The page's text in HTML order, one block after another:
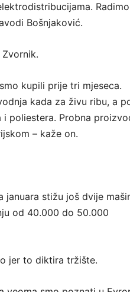
Bošnjaković.
kupili prije tri mjeseca.
kada za živu ribu, a
poliestera. Probna
– kaže on.
januara stižu još dvije
od 40.000 do 50.000
jer to diktira tržište.